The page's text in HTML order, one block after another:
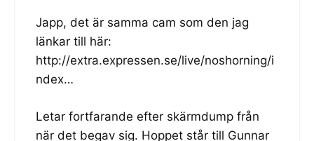
Japp, det är samma cam som den jag
länkar till här:
http://extra.expressen.se/live/noshorning/i
ndex…
Letar fortfarande efter skärmdump från
när det begav sig. Hoppet står till Gunnar